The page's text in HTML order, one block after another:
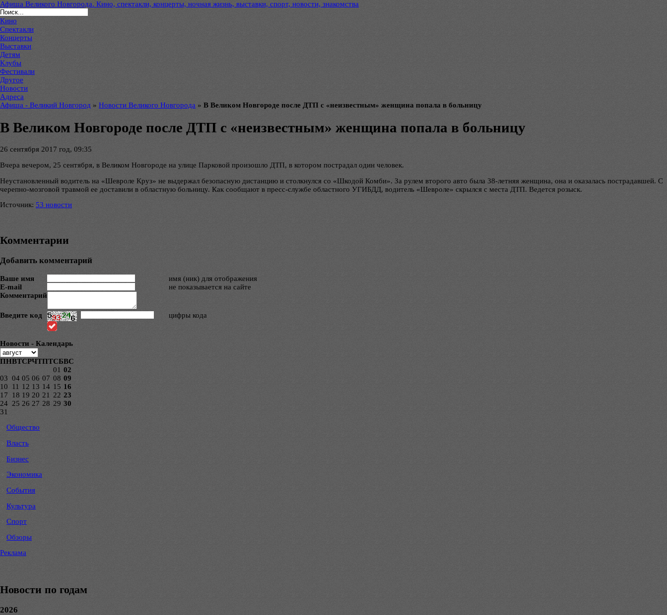
Афиша Великого Новгорода. Кино, спектакли, концерты, ночная жизнь, выставки, спорт, новости, знакомства
Кино
Спектакли
Концерты
Выставки
Детям
Клубы
Фестивали
Другое
Новости
Адреса
Афиша - Великий Новгород » Новости Великого Новгорода » В Великом Новгороде после ДТП с «неизвестным» женщина попала в больницу
В Великом Новгороде после ДТП с «неизвестным» женщина попала в больницу
26 сентября 2017 год, 09:35
Вчера вечером, 25 сентября, в Великом Новгороде на улице Парковой произошло ДТП, в котором пострадал один человек.
Неустановленный водитель на «Шевроле Круз» не выдержал безопасную дистанцию и столкнулся со «Шкодой Комби». За рулем второго авто была 38-летняя женщина, она и оказалась пострадавшей. С
черепно-мозговой травмой ее доставили в областную больницу. Как сообщают в пресс-службе областного УГИБДД, водитель «Шевроле» скрылся с места ДТП. Ведется розыск.
Источник: 53 новости
Комментарии
Добавить комментарий
Ваше имя
имя (ник) для отображения
E-mail
не показывается на сайте
Комментарий
Введите код цифры кода
Новости - Календарь
ПНВТСРЧТПТСБВС
01 02
03 04 05 06 07 08 09
10
11 12 13 14 15 16
17 18 19 20 21 22 23
24 25 26 27 28 29 30
31
Общество
Власть
Бизнес
Экономика
События
Культура
Спорт
Обзоры
Реклама
Новости по годам
2026